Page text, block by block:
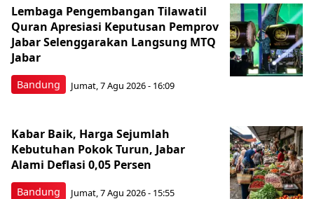
Bandung
Lembaga Pengembangan Tilawatil
Quran Apresiasi Keputusan Pemprov
Jabar Selenggarakan Langsung MTQ
Jabar
Jumat, 7 Agu 2026 - 16:09
Bandung
Kabar Baik, Harga Sejumlah
Kebutuhan Pokok Turun, Jabar
Alami Deflasi 0,05 Persen
Jumat, 7 Agu 2026 - 15:55